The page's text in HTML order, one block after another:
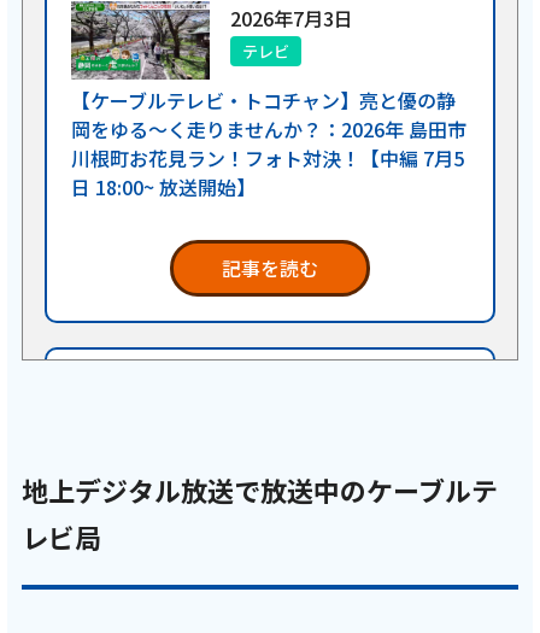
2026年7月3日
テレビ
【ケーブルテレビ・トコチャン】亮と優の静
岡をゆる～く走りませんか？：2026年 島田市
川根町お花見ラン！フォト対決！【中編 7月5
日 18:00~ 放送開始】
記事を読む
【ケーブルテレビ・トコチャン】亮と優の静
岡をゆる～く走りませんか？：2026年 島田市
川根町お花見ラン！フォト対決！【前編 6月
21日 9:00~ 放送開始】
地上デジタル放送で放送中のケーブルテ
レビ局